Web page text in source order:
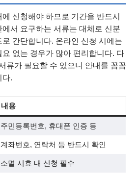
신청해야 하므로 기간을 반드시
서 요구하는 서류는 대체로 신분
간단합니다. 온라인 신청 시에는
없는 경우가 많아 편리합니다. 다
류가 필요할 수 있으니 안내를 꼼꼼
다.
내용
주민등록번호, 휴대폰 인증 등
계좌번호, 연락처 등 반드시 확인
소멸 시효 내 신청 필수